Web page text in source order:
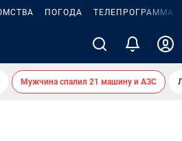
ПОГОДА ТЕЛЕПРОГРАММА
Мужчина спалил 21 машину и АЗС